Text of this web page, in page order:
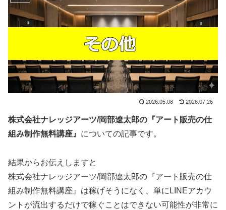
2026.05.08 2026.07.26
株式会社ナレッジアーツ/岡部遼太郎の『アート販売の仕
組み制作無料講座』 についての記事です。
結果からお伝えしますと
株式会社ナレッジアーツ/岡部遼太郎の『アート販売の仕
組み制作無料講座』は稼げそうになく、単にLINEアカウ
ントが流出するだけで稼ぐことはできない可能性が非常に